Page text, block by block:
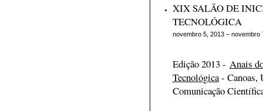
XIX SALÃO DE
TECNOLÓGICA
novembro 5, 2013 – novembro
Edição 2013 - Anais
Tecnológica- Canoas,
Comunicação